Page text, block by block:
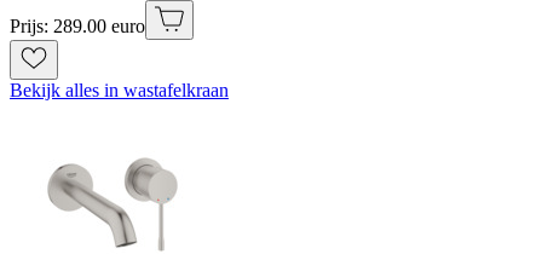
Prijs: 289.00 euro
Bekijk alles in wastafelkraan